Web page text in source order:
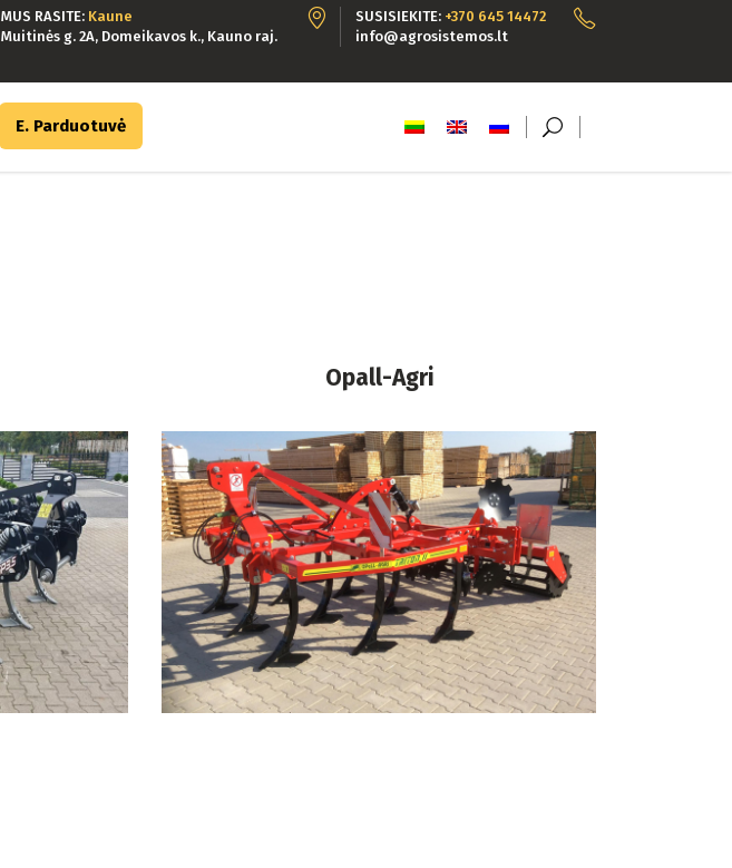
MUS RASITE: Kaune
Muitinės g. 2A, Domeikavos k., Kauno raj.
SUSISIEKITE: +370 645 14472
info@agrosistemos.lt
E. Parduotuvė
Opall-Agri